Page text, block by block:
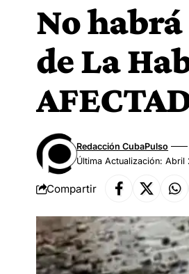
No
de La
Última Actualización: Abril
Redacción CubaPulso
Compartir